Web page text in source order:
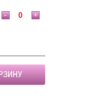
+
-